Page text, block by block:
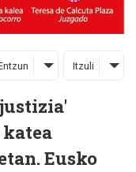
Itzuli
Eusko